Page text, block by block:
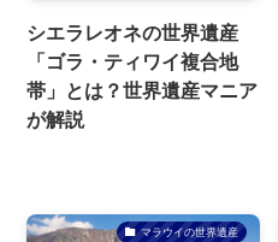
シエラレオネの世界遺産
「ゴラ・ティワイ複合地
帯」とは？世界遺産マニア
が解説
マラウイの世界遺産